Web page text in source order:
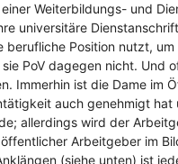
Weiterbildungs- und
universitäre
berufliche Position nutzt,
PoV dagegen nicht. Und
Immerhin ist die Dame im
auch genehmigt hat
allerdings wird der
Arbeitgeber im
(siehe unten) ist